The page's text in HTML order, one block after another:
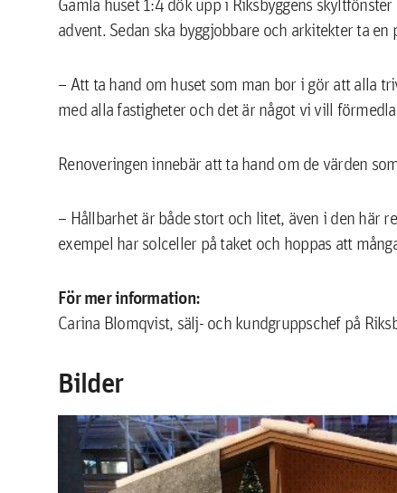
advent. Sedan ska byggjobbare och arkitekter ta
– Att ta hand om huset som man bor i gör att alla
med alla fastigheter och det är något vi vill
Renoveringen innebär att ta hand om de värden
– Hållbarhet är både stort och litet, även i den här
exempel har solceller på taket och hoppas att
För mer information:
Carina Blomqvist, sälj- och kundgruppschef på
Bilder